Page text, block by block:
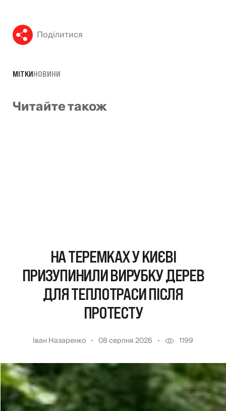
Поділитися
МІТКИНОВИНИ
Читайте також
НА ТЕРЕМКАХ У КИЄВІ
ПРИЗУПИНИЛИ ВИРУБКУ ДЕРЕВ
ДЛЯ ТЕПЛОТРАСИ ПІСЛЯ
ПРОТЕСТУ
Іван Назаренко 08 серпня 2026 1199